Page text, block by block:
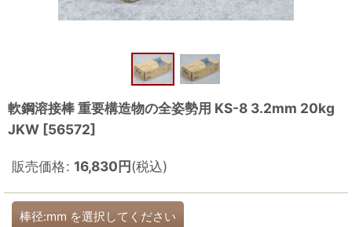
軟鋼溶接棒 重要構造物の全姿勢用 KS-8 3.2mm 20kg
JKW [56572]
販売価格: 16,830円(税込)
棒径:mm を選択してください